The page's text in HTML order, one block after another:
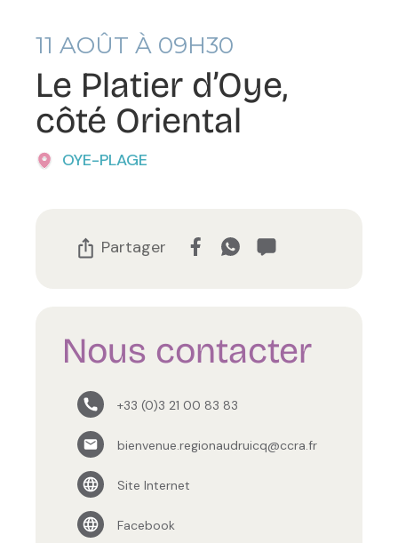
11 AOÛT À 09H30
Le Platier d’Oye,
côté Oriental
OYE-PLAGE
Partager
Nous contacter
+33 (0)3 21 00 83 83
bienvenue.regionaudruicq@ccra.fr
Site Internet
Facebook